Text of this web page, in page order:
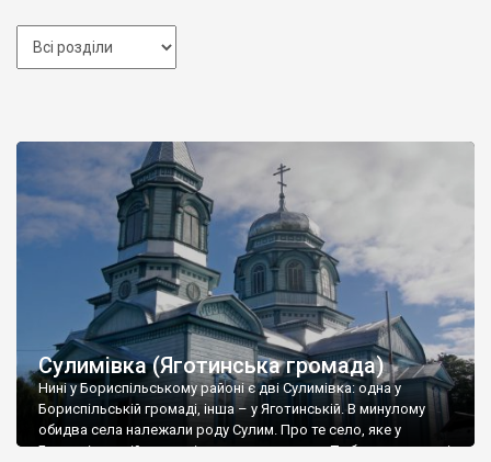
Сулимівка (Яготинська громада)
Нині у Бориспільському районі є дві Сулимівка: одна у
Бориспільській громаді, інша – у Яготинській. В минулому
обидва села належали роду Сулим. Про те село, яке у
Бориспільській громаді ми вже писали тут. То була резиденція